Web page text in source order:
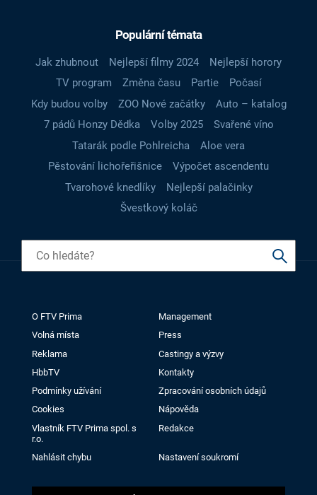
Populární témata
Jak zhubnout Nejlepší filmy 2024
Nejlepší horory
TV program
Změna času Partie
Počasí
Kdy budou volby
ZOO Nové začátky
Auto – katalog
7 pádů Honzy Dědka
Volby 2025
Svařené víno
Tatarák podle Pohlreicha
Aloe vera
Pěstování lichořeřišnice
Výpočet ascendentu
Tvarohové knedlíky
Nejlepší palačinky
Švestkový koláč
O FTV Prima
Management
Volná místa
Press
Reklama
Castingy a výzvy
HbbTV
Kontakty
Podmínky užívání
Zpracování osobních údajů
Cookies
Nápověda
Vlastník FTV Prima spol. s
r.o.
Redakce
Nahlásit chybu Nastavení soukromí